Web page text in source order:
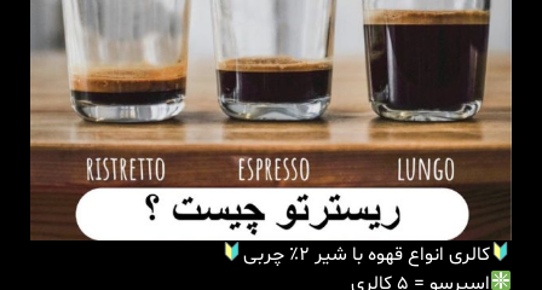
کالری انواع قهوه با شیر ۲٪ چربی
اسپرسو = ۵ کالری